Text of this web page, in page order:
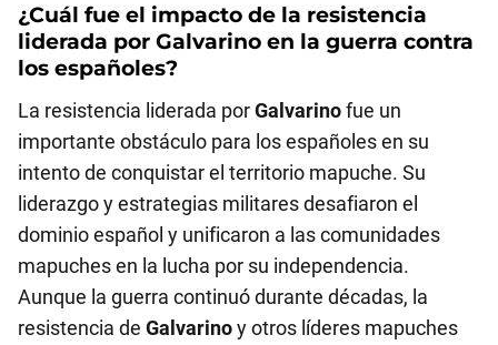
¿Cuál fue el impacto de la resistencia
liderada por Galvarino en la guerra contra
los españoles?
La resistencia liderada porGalvarinofue un
importante obstáculo para los españoles en su
intento de conquistar el territorio mapuche. Su
liderazgo y estrategias militares desafiaron el
dominio español y unificaron a las comunidades
mapuches en la lucha por su independencia.
Aunque la guerra continuó durante décadas, la
resistencia de Galvarinoy otros líderes mapuches